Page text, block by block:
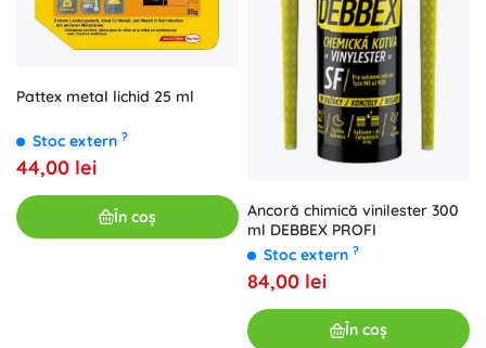
Pattex metal lichid 25 ml
Stoc extern ?
44,00 lei
În coș
Ancoră chimică vinilester 300
ml DEBBEX PROFI
Stoc extern ?
84,00 lei
În coș